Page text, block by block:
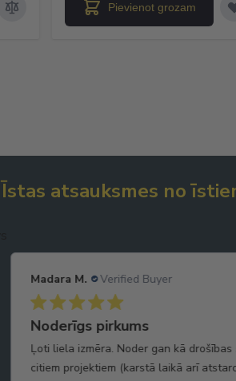
Pievienot grozam
Īstas atsauksmes no
Madara M. Verified Buyer
Noderīgs pirkums
Ļoti liela izmēra. Noder gan kā drošības
citiem projektiem (karstā laikā arī